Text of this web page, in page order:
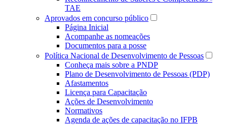
TAE
Aprovados em concurso público
Página Inicial
Acompanhe as nomeações
Documentos para a posse
Política Nacional de Desenvolvimento de Pessoas
Conheça mais sobre a PNDP
Plano de Desenvolvimento de Pessoas (PDP)
Afastamentos
Licença para Capacitação
Ações de Desenvolvimento
Normativos
Agenda de ações de capacitação no IFPB